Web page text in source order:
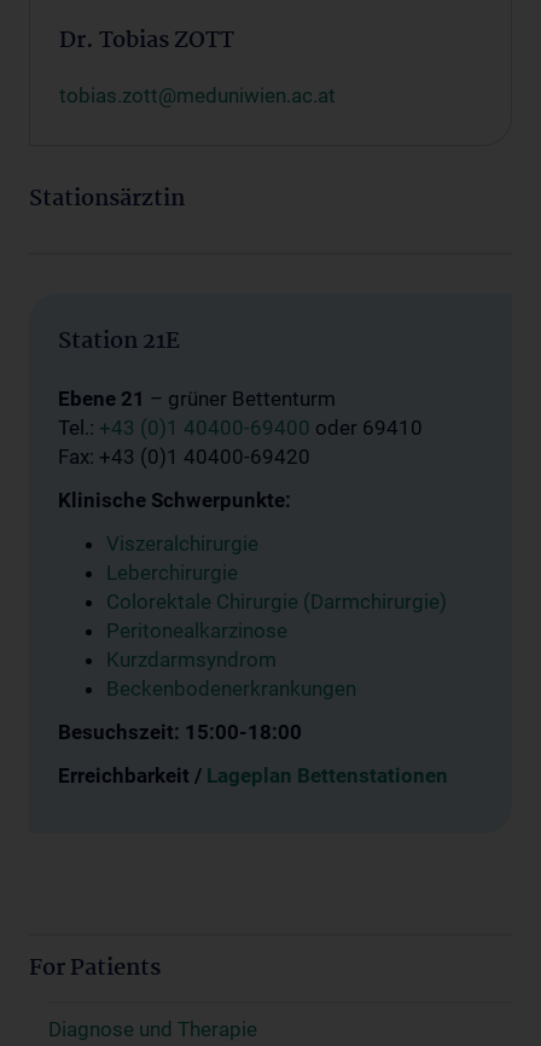
Dr. Tobias ZOTT
tobias.zott@meduniwien.ac.at
Stationsärztin
Station 21E
Ebene 21 – grüner Bettenturm
Tel.: +43 (0)1 40400-69400 oder 69410
Fax: +43 (0)1 40400-69420
Klinische Schwerpunkte:
Viszeralchirurgie
Leberchirurgie
Colorektale Chirurgie (Darmchirurgie)
Peritonealkarzinose
Kurzdarmsyndrom
Beckenbodenerkrankungen
Besuchszeit: 15:00-18:00
Erreichbarkeit / Lageplan Bettenstationen
For Patients
Diagnose und Therapie